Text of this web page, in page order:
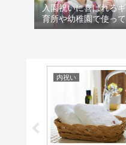
入園祝いに喜ばれる
育所や幼稚園で使っ
イテムを贈
内祝い